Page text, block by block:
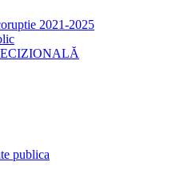
2021-2025
publica